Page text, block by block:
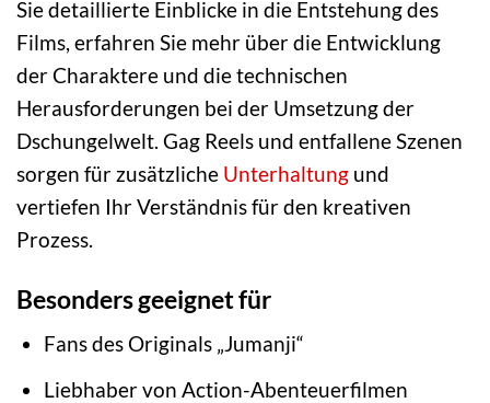
Sie detaillierte Einblicke in die Entstehung des
Films, erfahren Sie mehr über die Entwicklung
der Charaktere und die technischen
Herausforderungen bei der Umsetzung der
Dschungelwelt. Gag Reels und entfallene Szenen
sorgen für zusätzliche Unterhaltung und
vertiefen Ihr Verständnis für den kreativen
Prozess.
Besonders geeignet für
Fans des Originals „Jumanji“
Liebhaber von Action-Abenteuerfilmen